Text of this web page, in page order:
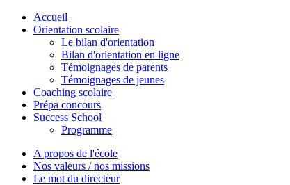
Accueil
Orientation scolaire
Le bilan d'orientation
Bilan d'orientation en ligne
Témoignages de parents
Témoignages de jeunes
Coaching scolaire
Prépa concours
Success School
Programme
A propos de l'école
Nos valeurs / nos missions
Le mot du directeur